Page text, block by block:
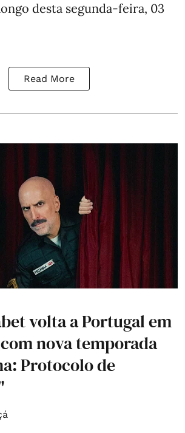
desta segunda-feira, 03
Read More
volta a Portugal em
nova temporada
Protocolo de